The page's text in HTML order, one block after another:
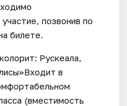
позвонив по
билете.
Рускеала,
в
(вместимость